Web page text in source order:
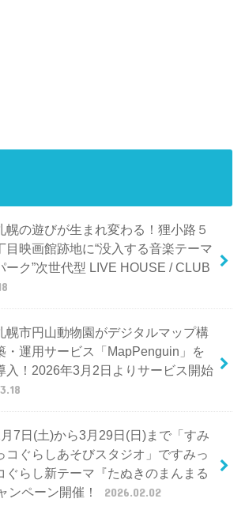
幌の遊びが生まれ変わる！狸小路５
目映画館跡地に“没入する音楽テーマ
ーク”次世代型 LIVE HOUSE / CLUB
幌市円山動物園がデジタルマップ構
・運用サービス「MapPenguin」を
入！2026年3月2日よりサービス開始
7日(土)から3月29日(日)まで「すみ
コぐらしあそびスタジオ」ですみっ
ぐらし新テーマ『たぬきのまんまる
ンペーン開催！
2026.02.02